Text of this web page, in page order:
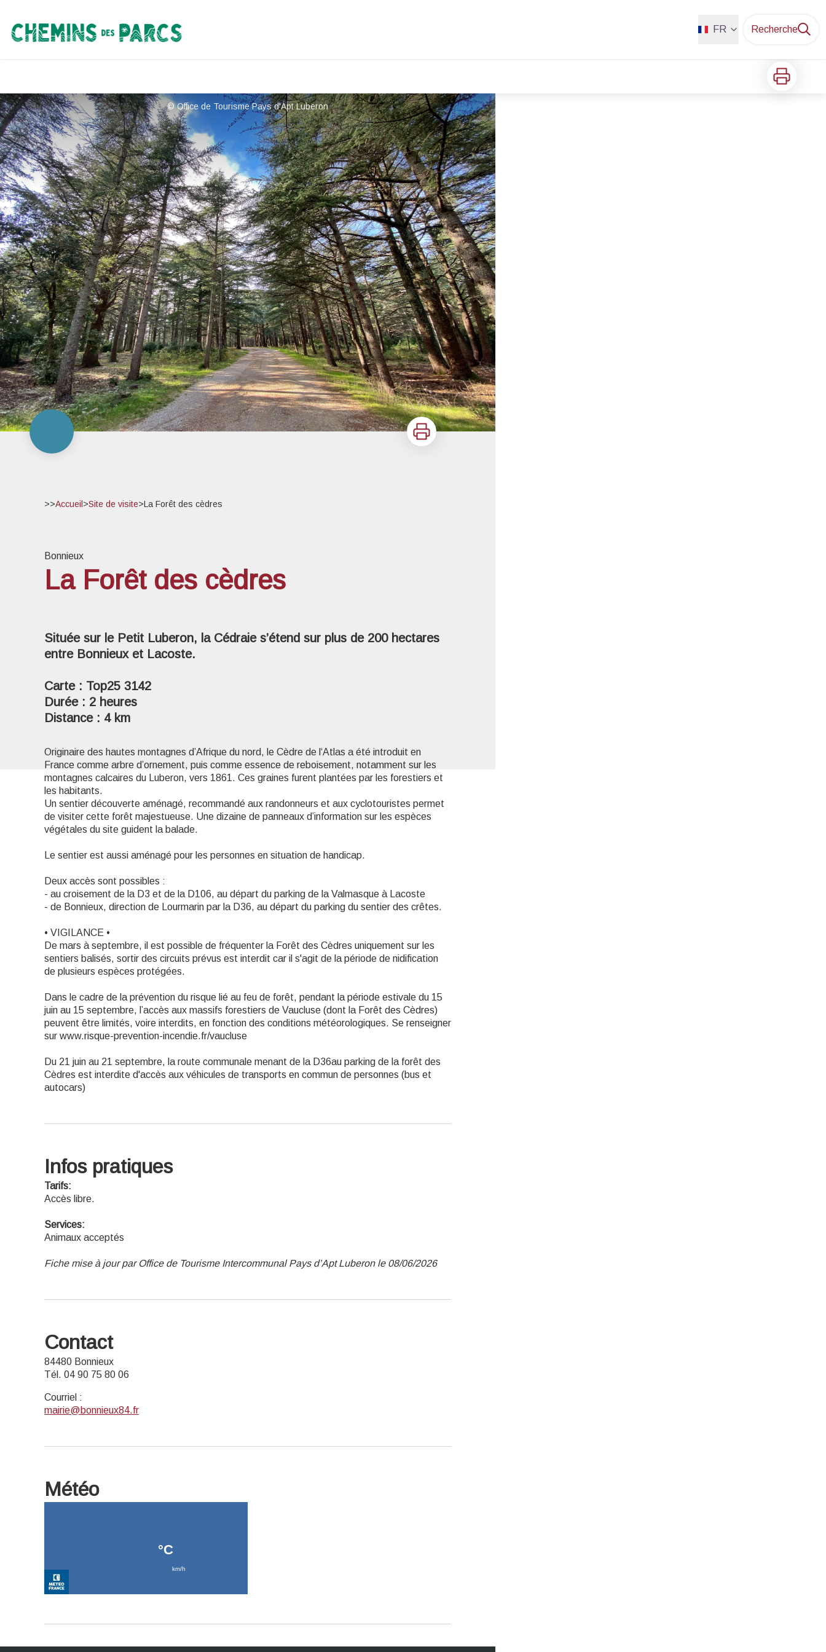
Chemins des Parcs FR Recherche
Imprimer
© Office de Tourisme Pays d'Apt Luberon
Imprimer
>>Accueil >Site de visite>La Forêt des cèdres
Bonnieux
La Forêt des cèdres
Située sur le Petit Luberon, la Cédraie s’étend sur plus de 200 hectares
entre Bonnieux et Lacoste.
Carte : Top25 3142
Durée : 2 heures
Distance : 4 km
Originaire des hautes montagnes d’Afrique du nord, le Cèdre de l‘Atlas a été introduit en
France comme arbre d’ornement, puis comme essence de reboisement, notamment sur les
montagnes calcaires du Luberon, vers 1861. Ces graines furent plantées par les forestiers et
les habitants.
Un sentier découverte aménagé, recommandé aux randonneurs et aux cyclotouristes permet
de visiter cette forêt majestueuse. Une dizaine de panneaux d’information sur les espèces
végétales du site guident la balade.
Le sentier est aussi aménagé pour les personnes en situation de handicap.
Deux accès sont possibles :
- au croisement de la D3 et de la D106, au départ du parking de la Valmasque à Lacoste
- de Bonnieux, direction de Lourmarin par la D36, au départ du parking du sentier des crêtes.
• VIGILANCE •
De mars à septembre, il est possible de fréquenter la Forêt des Cèdres uniquement sur les
sentiers balisés, sortir des circuits prévus est interdit car il s'agit de la période de nidification
de plusieurs espèces protégées.
Dans le cadre de la prévention du risque lié au feu de forêt, pendant la période estivale du 15
juin au 15 septembre, l’accès aux massifs forestiers de Vaucluse (dont la Forêt des Cèdres)
peuvent être limités, voire interdits, en fonction des conditions météorologiques. Se renseigner
sur www.risque-prevention-incendie.fr/vaucluse
Du 21 juin au 21 septembre, la route communale menant de la D36au parking de la forêt des
Cèdres est interdite d'accès aux véhicules de transports en commun de personnes (bus et
autocars)
Infos pratiques
Tarifs:
Accès libre.
Services:
Animaux acceptés
Fiche mise à jour par Office de Tourisme Intercommunal Pays d’Apt Luberon le 08/06/2026
Contact
84480 Bonnieux
Tél. 04 90 75 80 06
Courriel :
mairie@bonnieux84.fr
Météo